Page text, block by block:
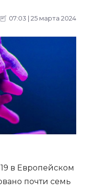
07:03 | 25 марта 2024
в Европейском
почти семь